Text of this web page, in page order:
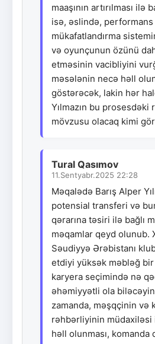
maaşının artırılması ilə
isə, əslində, performans
mükafatlandırma
və oyunçunun özünü
etməsinin vacibliyini
məsələnin necə həll
göstərəcək, lakin hər
Yılmazın bu prosesdəki
mövzusu olacaq kimi
Tural Qasımov
11.Sentyabr.2025 22:28
Məqalədə Barış Alper
potensial transferi və
qərarına təsiri ilə bağlı
məqamlar qeyd olunub.
Səudiyyə Ərəbistanı
etdiyi yüksək məbləğ
karyera seçimində nə
əhəmiyyətli ola
zamanda, məşqçinin və
rəhbərliyinin müdaxiləsi
həll olunması, komanda